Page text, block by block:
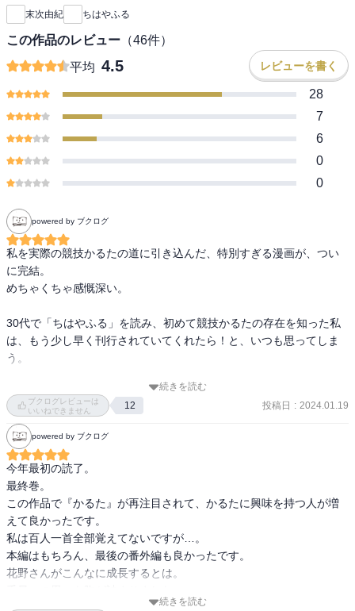
末次由紀 ちはやふる
この作品のレビュー （46件）
平均 4.5 レビューを書く
28
7
6
0
0
powered by ブクログ
私を実際の競技かるたの道に引き込んだ、特別すぎる漫画が、つい
に完結。
めちゃくちゃ感慨深い。
30代で「ちはやふる」を読み、初めて競技かるたの存在を知った私
は、もう少し早く刊行されていてくれたら！と、いつも思ってしま
う。
在籍時には存在しなかったかるた部が、今は母校にしっかり創設さ
れているし、門を叩いたかるた会のメンバーも、8割がたが「ちはや
ふる」からの入会で、「ちは」の札は皆にとっての特別だった。
この漫画が競技かるたを広く一般に普及させたといっても過言では
ない。
千早をはじめとする魅力的なキャラクターたちが織りなすさまざま
なエピソードに泣き、笑い、感動し、共感した。
とくに最終巻は、読んでいる間中、旦那さんが引くくらい号泣しっ
最後の最後も予想外の嬉し泣きで締め括られた。
続きを読む
ブクログレビューは
いいねできません
12 投稿日 : 2024.01.19
powered by ブクログ
今年最初の読了。
最終巻。
この作品で『かるた』が再注目されて、かるたに興味を持つ人が増
えて良かったです。
私は百人一首全部覚えてないですが…。
本編はもちろん、最後の番外編も良かったです。
花野さんがこんなに成長するとは。
続きを読む